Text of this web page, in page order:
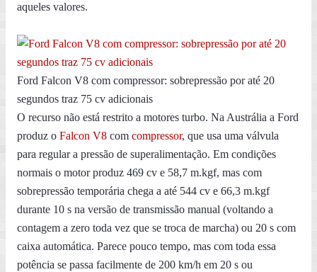
aqueles valores.
Ford Falcon V8 com compressor: sobrepressão por até 20
segundos traz 75 cv adicionais
O recurso não está restrito a motores turbo. Na Austrália a Ford
produz o Falcon V8 com compressor, que usa uma válvula
para regular a pressão de superalimentação. Em condições
normais o motor produz 469 cv e 58,7 m.kgf, mas com
sobrepressão temporária chega a até 544 cv e 66,3 m.kgf
durante 10 s na versão de transmissão manual (voltando a
contagem a zero toda vez que se troca de marcha) ou 20 s com
caixa automática. Parece pouco tempo, mas com toda essa
potência se passa facilmente de 200 km/h em 20 s ou